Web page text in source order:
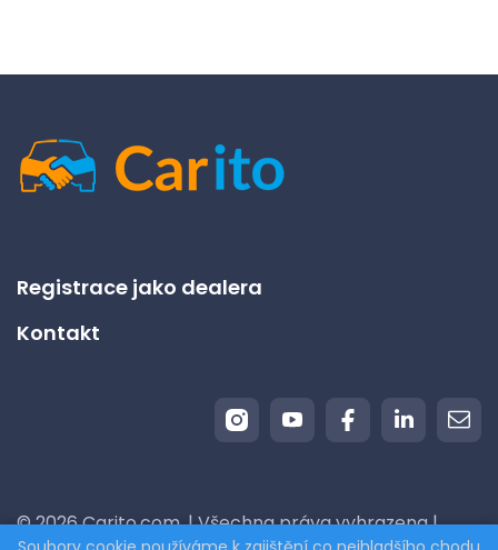
Registrace jako dealera
Kontakt
© 2026 Carito.com. | Všechna práva vyhrazena |